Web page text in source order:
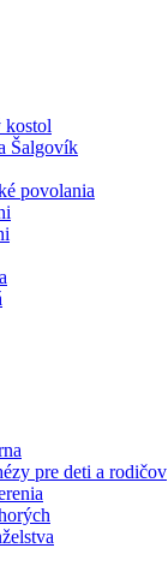
kostol
Šalgovík
povolania
pre deti a rodičov